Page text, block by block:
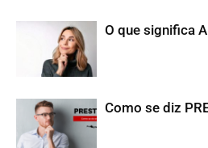
O que significa
Como se diz